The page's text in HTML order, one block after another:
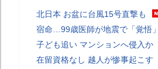
北日本 お盆に台風15号直撃も
宿命…99歳医師が地震で「覚悟」
子ども追い マンションへ侵入か
在留資格なし 越人が惨事起こす